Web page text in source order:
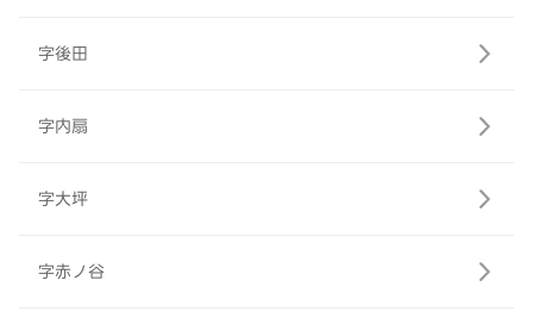
字後田
字内扇
字大坪
字赤ノ谷